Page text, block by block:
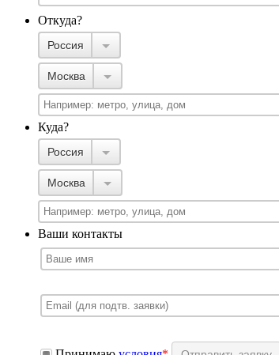
Откуда?
Россия
Москва
Куда?
Россия
Москва
Ваши контакты